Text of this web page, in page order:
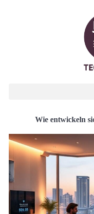
Wie entwickeln